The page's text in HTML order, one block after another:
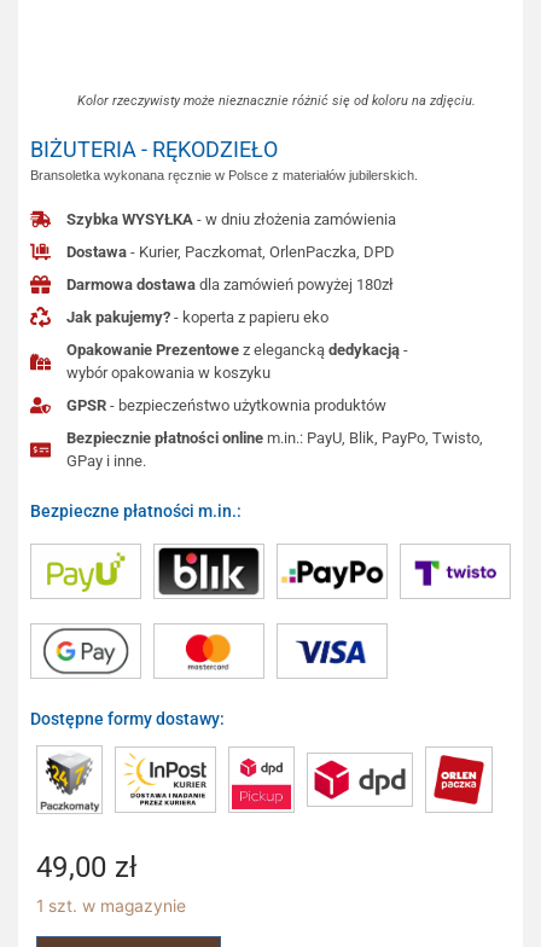
Kolor rzeczywisty może nieznacznie różnić się od koloru na zdjęciu.
BIŻUTERIA - RĘKODZIEŁO
Bransoletka wykonana ręcznie w Polsce z materiałów jubilerskich.
Szybka WYSYŁKA - w dniu złożenia zamówienia
Dostawa - Kurier, Paczkomat, OrlenPaczka, DPD
Darmowa dostawa dla zamówień powyżej 180zł
Jak pakujemy? - koperta z papieru eko
Opakowanie Prezentowe z eleganckądedykacją -
wybór opakowania w koszyku
GPSR - bezpieczeństwo użytkownia produktów
Bezpiecznie płatności online m.in.: PayU, Blik, PayPo, Twisto,
GPay i inne.
Bezpieczne płatności m.in.:
Dostępne formy dostawy:
49,00 zł
1 szt. w magazynie